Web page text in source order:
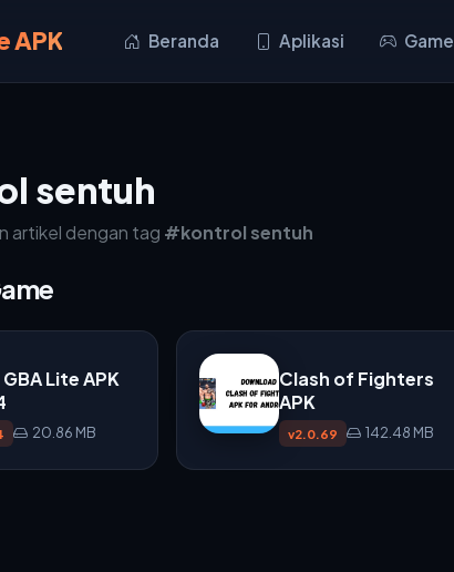
APK Beranda Aplikasi Game
sentuh
artikel dengan tag #kontrol sentuh
Lite APK
20.86 MB
Clash of Fighters
APK
v2.0.69 142.48 MB